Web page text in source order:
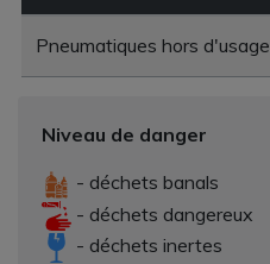
Pneumatiques hors d'usage
Niveau de danger
- déchets banals
- déchets dangereux
- déchets inertes